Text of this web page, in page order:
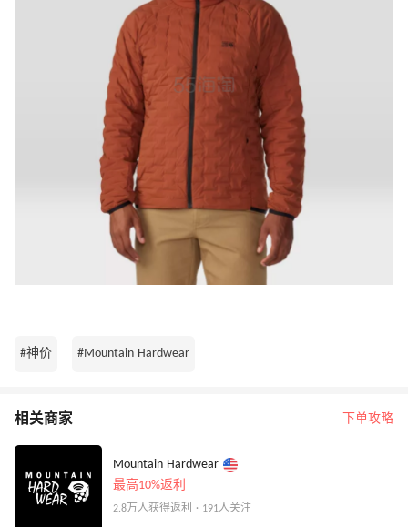
#神价 #Mountain Hardwear
相关商家 下单攻略
Mountain Hardwear
最高10%返利
2.8万人获得返利 · 191人关注